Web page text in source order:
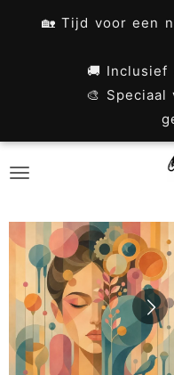
🏡 Tijd voor een
🚚 Inclusief
🎨